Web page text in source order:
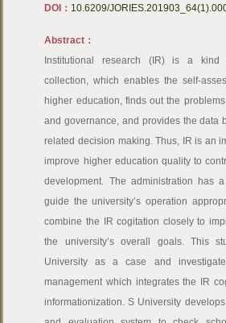
DOI： 10.6209/
Abstract：
Institutional research (IR) is a kind
collection, which enables the self-
higher education, finds out the
and governance, and provides the data
related decision making. Thus, IR is an
improve higher education quality to
development. The administration has
guide the university’s operation
combine the IR cogitation closely to
the university’s overall goals. This
University as a case and
management which integrates the IR
informationization. S University